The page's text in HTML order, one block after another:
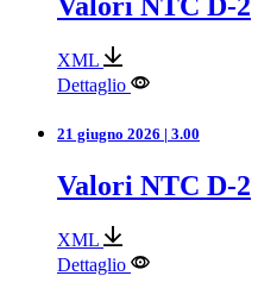
XML
Dettaglio
21 giugno 2026 | 3.00
Valori NTC D-2
XML
Dettaglio